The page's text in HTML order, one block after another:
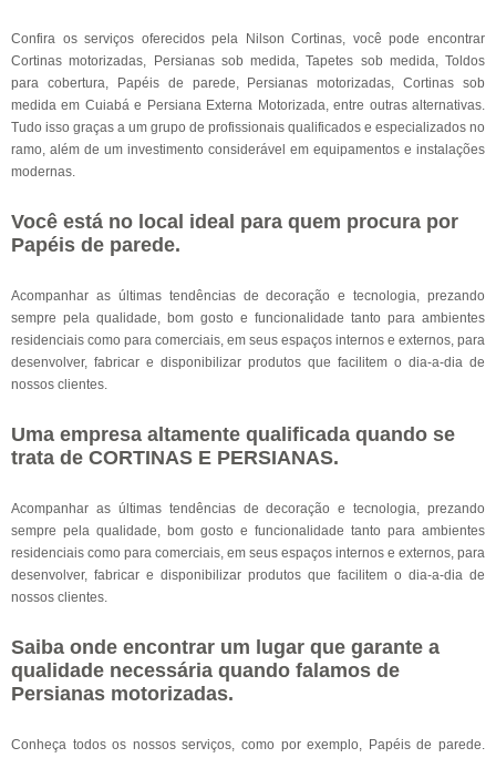
Confira os serviços oferecidos pela Nilson Cortinas, você pode encontrar
Cortinas motorizadas, Persianas sob medida, Tapetes sob medida, Toldos
para cobertura, Papéis de parede, Persianas motorizadas, Cortinas sob
medida em Cuiabá e Persiana Externa Motorizada, entre outras alternativas.
Tudo isso graças a um grupo de profissionais qualificados e especializados no
ramo, além de um investimento considerável em equipamentos e instalações
modernas.
Você está no local ideal para quem procura por
Papéis de parede.
Acompanhar as últimas tendências de decoração e tecnologia, prezando
sempre pela qualidade, bom gosto e funcionalidade tanto para ambientes
residenciais como para comerciais, em seus espaços internos e externos, para
desenvolver, fabricar e disponibilizar produtos que facilitem o dia-a-dia de
nossos clientes.
Uma empresa altamente qualificada quando se
trata de CORTINAS E PERSIANAS.
Acompanhar as últimas tendências de decoração e tecnologia, prezando
sempre pela qualidade, bom gosto e funcionalidade tanto para ambientes
residenciais como para comerciais, em seus espaços internos e externos, para
desenvolver, fabricar e disponibilizar produtos que facilitem o dia-a-dia de
nossos clientes.
Saiba onde encontrar um lugar que garante a
qualidade necessária quando falamos de
Persianas motorizadas.
Conheça todos os nossos serviços, como por exemplo, Papéis de parede.